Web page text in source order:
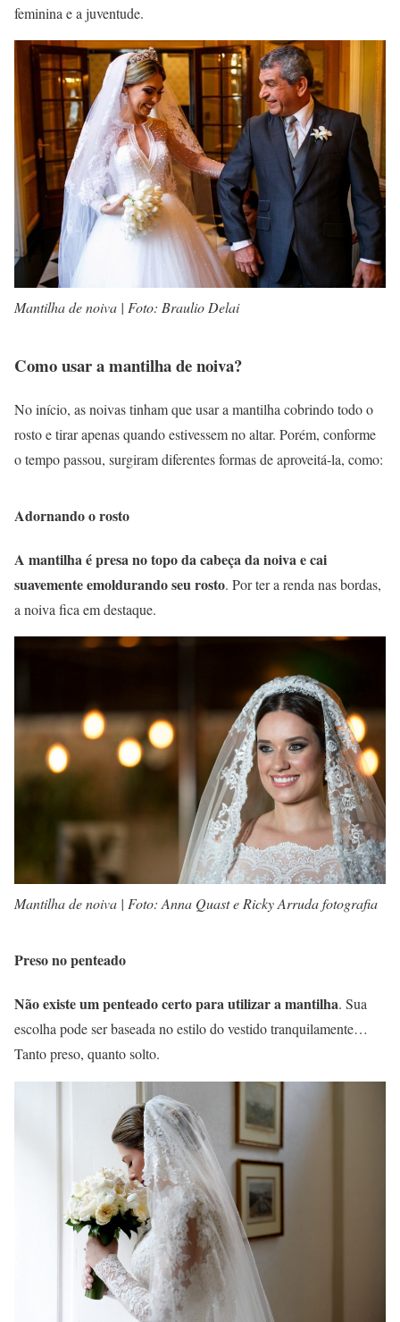
feminina e a juventude.
Mantilha de noiva | Foto: Braulio Delai
Como usar a mantilha de noiva?
No início, as noivas tinham que usar a mantilha cobrindo todo o
rosto e tirar apenas quando estivessem no altar. Porém, conforme
o tempo passou, surgiram diferentes formas de aproveitá-la, como:
Adornando o rosto
A mantilha é presa no topo da cabeça da noiva e cai
suavemente emoldurando seu rosto. Por ter a renda nas bordas,
a noiva fica em destaque.
Mantilha de noiva | Foto: Anna Quast e Ricky Arruda fotografia
Preso no penteado
Não existe um penteado certo para utilizar a mantilha. Sua
escolha pode ser baseada no estilo do vestido tranquilamente…
Tanto preso, quanto solto.